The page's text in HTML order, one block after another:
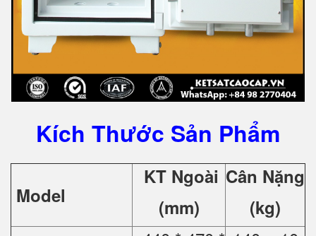
Kích Thước Sản Phẩm
Model
KT Ngoài
(mm)
Cân Nặng
(kg)